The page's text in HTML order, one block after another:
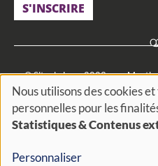
S'INSCRIRE
Footer
menu
© Site de Loos 2023
Utilisation des données
FAQ Actualités Agenda
Accessibilité
des
Nous utilisons des cookies
personnelles pour les
Statistiques & Contenus
Personnaliser